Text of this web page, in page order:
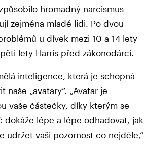
hromadný narcismus
zejména mladé lidi. Po dvou
u dívek mezi 10 a 14 lety
lety Harris před zákonodárci.
inteligence, která je schopná
„avatary“. „Avatar je
vaše částečky, díky kterým se
dokáže lépe a lépe odhadovat, jak
vaši pozornost co nejdéle,“